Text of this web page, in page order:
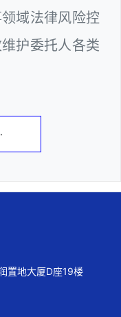
域法律风险控
护委托人各类
置地大厦D座19楼